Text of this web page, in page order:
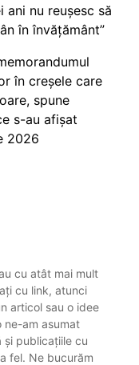
ani nu reușesc să
în învățământ”
în creșele care
spune
s-au afișat
2026
cu atât mai mult
cu link, atunci
articol sau o idee
ne-am asumat
și publicațiile cu
fel. Ne bucurăm